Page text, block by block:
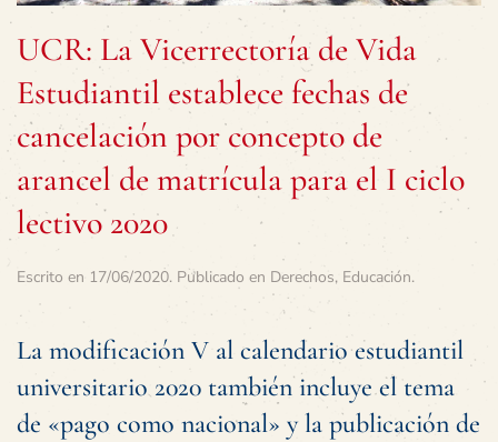
UCR: La Vicerrectoría de Vida
Estudiantil establece fechas de
cancelación por concepto de
arancel de matrícula para el I ciclo
lectivo 2020
Escrito en 17/06/2020. Publicado en Derechos, Educación.
La modificación V al calendario estudiantil
universitario 2020 también incluye el tema
de «pago como nacional» y la publicación de